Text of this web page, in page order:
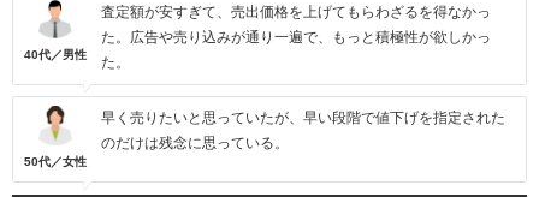
40代／男性
査定額が安すぎて、売出価格を上げてもらわざるを得なかっ
た。広告や売り込みが通り一遍で、もっと積極性が欲しかっ
た。
50代／女性
早く売りたいと思っていたが、早い段階で値下げを指定された
のだけは残念に思っている。